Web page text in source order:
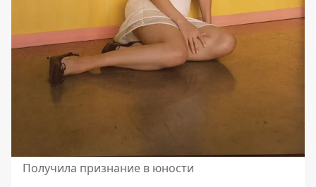
Получила признание в юности